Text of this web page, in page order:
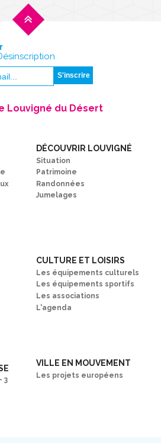
Louvigné du Désert
DÉCOUVRIR LOUVIGNÉ
Situation
Patrimoine
Randonnées
Jumelages
CULTURE ET LOISIRS
Les équipements culturels
Les équipements sportifs
Les associations
L'agenda
3
VILLE EN MOUVEMENT
Les projets européens